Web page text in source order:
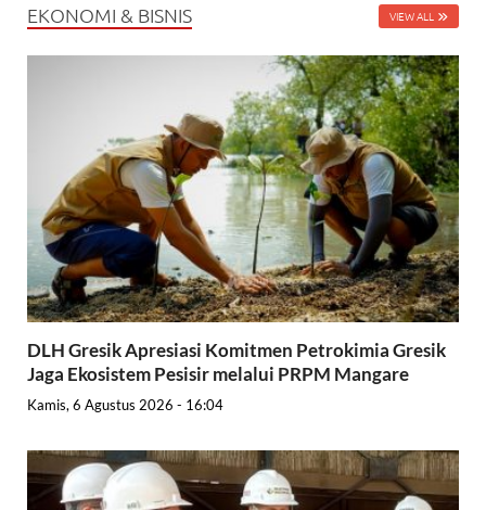
EKONOMI & BISNIS VIEW ALL
DLH Gresik Apresiasi Komitmen Petrokimia Gresik
Jaga Ekosistem Pesisir melalui PRPM Mangare
Kamis, 6 Agustus 2026 - 16:04